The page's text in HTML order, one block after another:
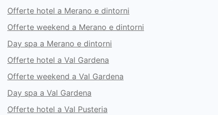
Offerte hotel a Merano e dintorni
Offerte weekend a Merano e dintorni
Day spa a Merano e dintorni
Offerte hotel a Val Gardena
Offerte weekend a Val Gardena
Day spa a Val Gardena
Offerte hotel a Val Pusteria